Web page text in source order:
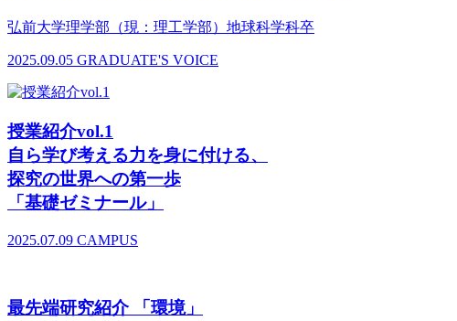
弘前大学理学部（現：理工学部）地球科学科卒
2025.09.05 GRADUATE'S VOICE
授業紹介vol.1
自ら学び考える力を身に付ける、
探究の世界への第一歩
「基礎ゼミナール」
2025.07.09 CAMPUS
最先端研究紹介 「環境」